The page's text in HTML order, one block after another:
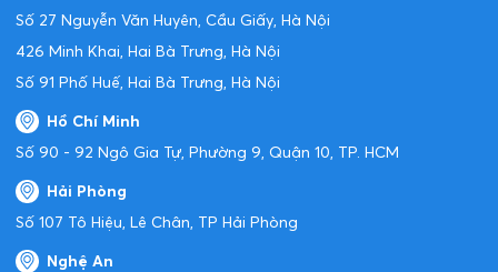
Số 27 Nguyễn Văn Huyên, Cầu Giấy, Hà Nội
426 Minh Khai, Hai Bà Trưng, Hà Nội
Số 91 Phố Huế, Hai Bà Trưng, Hà Nội
Hồ Chí Minh
Số 90 - 92 Ngô Gia Tự, Phường 9, Quận 10, TP. HCM
Hải Phòng
Số 107 Tô Hiệu, Lê Chân, TP Hải Phòng
Nghệ An